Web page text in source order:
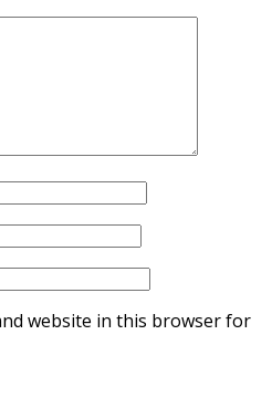
website in this browser for